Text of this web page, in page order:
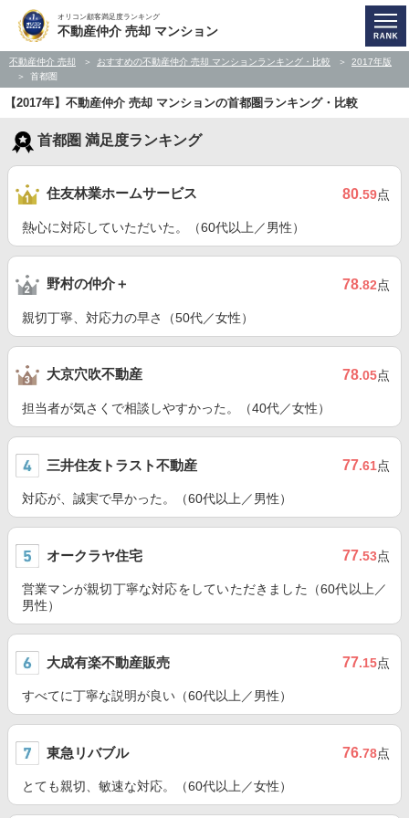
オリコン顧客満足度ランキング
不動産仲介 売却 マンション
不動産仲介 売却 おすすめの不動産仲介 売却 マンションランキング・比較
2017年版
首都圏
【2017年】不動産仲介 売却 マンションの首都圏ランキング・比較
首都圏 満足度ランキング
住友林業ホームサービス 80.59点
熱心に対応していただいた。（60代以上／男性）
野村の仲介＋ 78.82点
親切丁寧、対応力の早さ（50代／女性）
大京穴吹不動産 78.05点
担当者が気さくで相談しやすかった。（40代／女性）
三井住友トラスト不動産 77.61点
対応が、誠実で早かった。（60代以上／男性）
オークラヤ住宅 77.53点
営業マンが親切丁寧な対応をしていただきました（60代以上／
男性）
大成有楽不動産販売 77.15点
すべてに丁寧な説明が良い（60代以上／男性）
東急リバブル 76.78点
とても親切、敏速な対応。（60代以上／女性）